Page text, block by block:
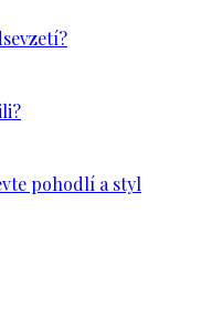
pohodlí a styl